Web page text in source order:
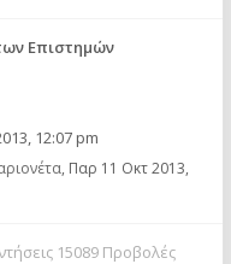
Επιστημών
12:07 pm
, Παρ 11 Οκτ 2013,
15089 Προβολές